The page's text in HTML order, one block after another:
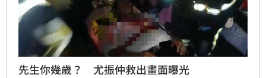
先生你幾歲？ 尤振仲救出畫面曝光